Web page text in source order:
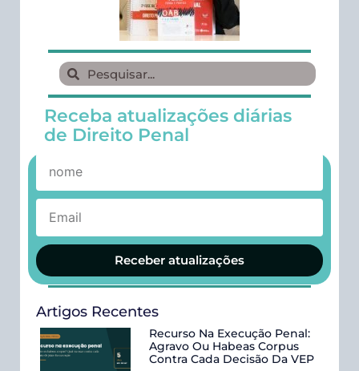
Receba atualizações diárias
de Direito Penal
Receber atualizações
Artigos Recentes
Recurso Na Execução Penal:
Agravo Ou Habeas Corpus
Contra Cada Decisão Da VEP